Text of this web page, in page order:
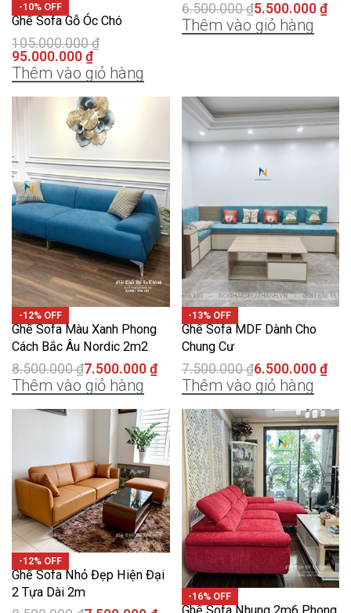
-10% OFF
Ghế Sofa Gỗ Óc Chó
105.000.000₫
95.000.000 ₫
Thêm vào giỏ hàng
6.500.000₫5.500.000 ₫
Thêm vào giỏ hàng
-12% OFF
Ghế Sofa Màu Xanh Phong
Cách Bắc Âu Nordic 2m2
8.500.000₫7.500.000 ₫
Thêm vào giỏ hàng
-13% OFF
Ghế Sofa MDF Dành Cho
Chung Cư
7.500.000₫6.500.000 ₫
Thêm vào giỏ hàng
-12% OFF
Ghế Sofa Nhỏ Đẹp Hiện Đại
2 Tựa Dài 2m
-16% OFF